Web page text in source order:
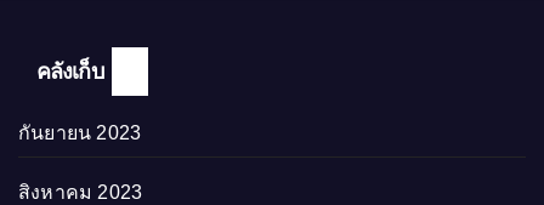
คลังเก็บ
กันยายน 2023
สิงหาคม 2023